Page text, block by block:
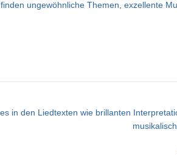
ungewöhnliche Themen, exzellente
in den Liedtexten wie brillanten